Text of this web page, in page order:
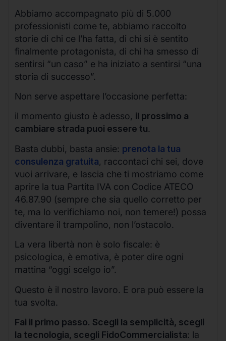
Abbiamo accompagnato più di 5.000
professionisti come te, abbiamo raccolto
storie di chi ce l’ha fatta, di chi si è sentito
finalmente protagonista, di chi ha smesso di
sentirsi “un caso” e ha iniziato a sentirsi “una
storia di successo”.
Non serve aspettare l’occasione perfetta:
il momento giusto è adesso, il prossimo a
cambiare strada puoi essere tu.
Basta dubbi, basta ansie: prenota la tua
consulenza gratuita, raccontaci chi sei, dove
vuoi arrivare, e lascia che ti mostriamo come
aprire la tua Partita IVA con Codice ATECO
46.87.90 (sempre che sia quello corretto per
te, ma lo verifichiamo noi, non temere!) possa
diventare il trampolino, non l’ostacolo.
La vera libertà non è solo fiscale: è
psicologica, è emotiva, è poter dire ogni
mattina “oggi scelgo io”.
Questo è il nostro lavoro. E ora può essere la
tua svolta.
Fai il primo passo. Scegli la semplicità, scegli
la tecnologia, scegli FidoCommercialista: la